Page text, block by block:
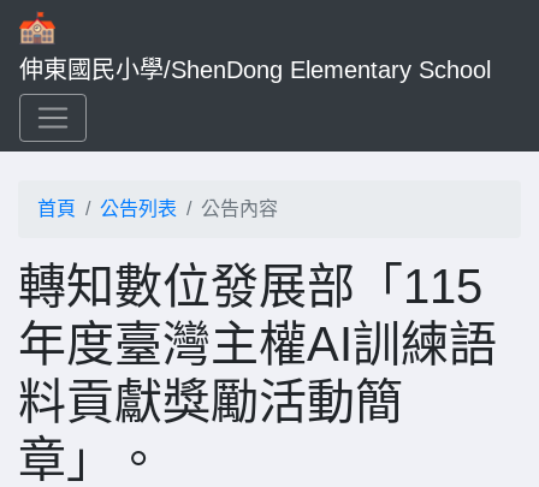
伸東國民小學/ShenDong Elementary School
首頁 公告列表 公告內容
轉知數位發展部「115
年度臺灣主權AI訓練語
料貢獻獎勵活動簡
章」。